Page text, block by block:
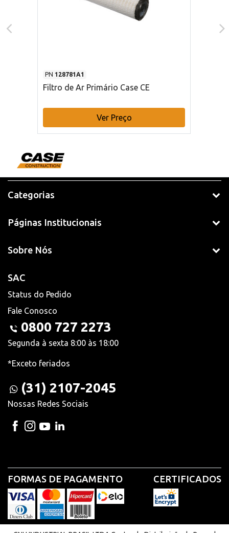
PN 128781A1
Filtro de Ar Primário Case CE
Ver Preço
Categorias
Páginas Institucionais
Sobre Nós
SAC
Status do Pedido
Fale Conosco
0800 727 2273
Segunda à sexta 8:00 às 18:00
*Exceto feriados
(31) 2107-2045
Nossas Redes Sociais
FORMAS DE PAGAMENTO CERTIFICADOS